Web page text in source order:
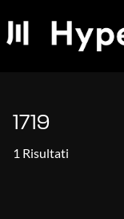
1719
1 Risultati